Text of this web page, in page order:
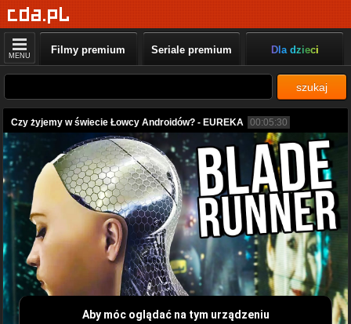
MENU Filmy premium Seriale premium Dla dzieci
szukaj
Czy żyjemy w świecie Łowcy Androidów? - EUREKA 00:05:30
Aby móc oglądać na tym urządzeniu